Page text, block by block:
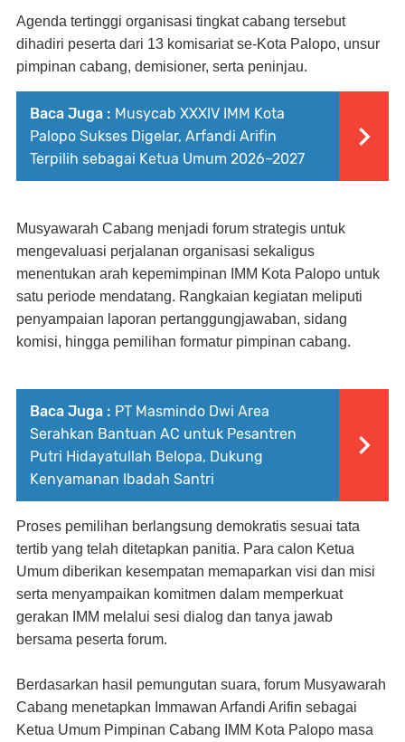
Agenda tertinggi organisasi tingkat cabang tersebut
dihadiri peserta dari 13 komisariat se-Kota Palopo, unsur
pimpinan cabang, demisioner, serta peninjau.
Baca Juga : Musycab XXXIV IMM Kota
Palopo Sukses Digelar, Arfandi Arifin
Terpilih sebagai Ketua Umum 2026–2027
Musyawarah Cabang menjadi forum strategis untuk
mengevaluasi perjalanan organisasi sekaligus
menentukan arah kepemimpinan IMM Kota Palopo untuk
satu periode mendatang. Rangkaian kegiatan meliputi
penyampaian laporan pertanggungjawaban, sidang
komisi, hingga pemilihan formatur pimpinan cabang.
Baca Juga : PT Masmindo Dwi Area
Serahkan Bantuan AC untuk Pesantren
Putri Hidayatullah Belopa, Dukung
Kenyamanan Ibadah Santri
Proses pemilihan berlangsung demokratis sesuai tata
tertib yang telah ditetapkan panitia. Para calon Ketua
Umum diberikan kesempatan memaparkan visi dan misi
serta menyampaikan komitmen dalam memperkuat
gerakan IMM melalui sesi dialog dan tanya jawab
bersama peserta forum.
Berdasarkan hasil pemungutan suara, forum Musyawarah
Cabang menetapkan Immawan Arfandi Arifin sebagai
Ketua Umum Pimpinan Cabang IMM Kota Palopo masa